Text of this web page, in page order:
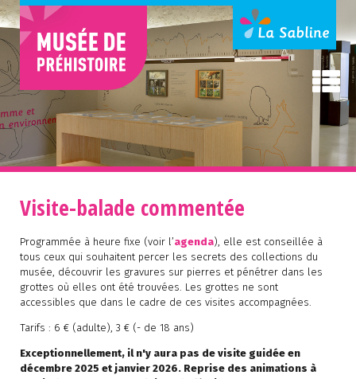
Visite-balade commentée
Programmée à heure fixe (voir l’agenda), elle est conseillée à
tous ceux qui souhaitent percer les secrets des collections du
musée, découvrir les gravures sur pierres et pénétrer dans les
grottes où elles ont été trouvées. Les grottes ne sont
accessibles que dans le cadre de ces visites accompagnées.
Tarifs : 6 € (adulte), 3 € (- de 18 ans)
Exceptionnellement, il n'y aura pas de visite guidée en
décembre 2025 et janvier 2026. Reprise des animations à